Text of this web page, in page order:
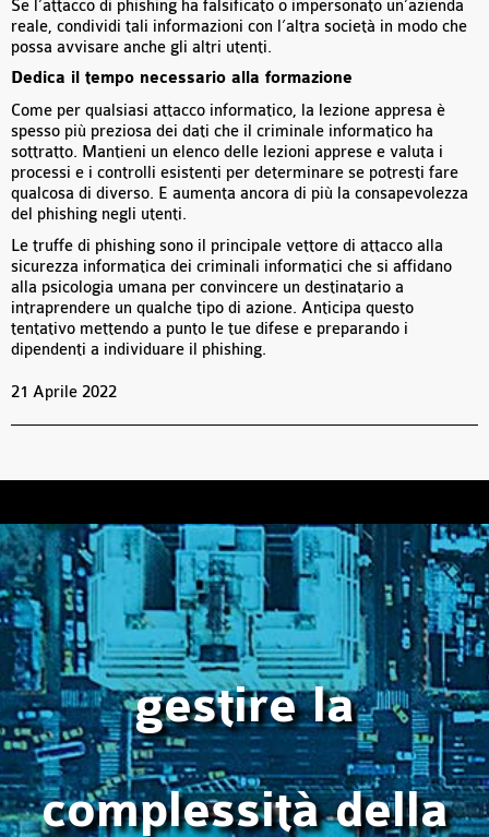
Se l’attacco di phishing ha falsificato o impersonato un’azienda
reale, condividi tali informazioni con l’altra società in modo che
possa avvisare anche gli altri utenti.
Dedica il tempo necessario alla formazione
Come per qualsiasi attacco informatico, la lezione appresa è
spesso più preziosa dei dati che il criminale informatico ha
sottratto. Mantieni un elenco delle lezioni apprese e valuta i
processi e i controlli esistenti per determinare se potresti fare
qualcosa di diverso. E aumenta ancora di più la consapevolezza
del phishing negli utenti.
Le truffe di phishing sono il principale vettore di attacco alla
sicurezza informatica dei criminali informatici che si affidano
alla psicologia umana per convincere un destinatario a
intraprendere un qualche tipo di azione. Anticipa questo
tentativo mettendo a punto le tue difese e preparando i
dipendenti a individuare il phishing.
21 Aprile 2022
gestire la
complessità della